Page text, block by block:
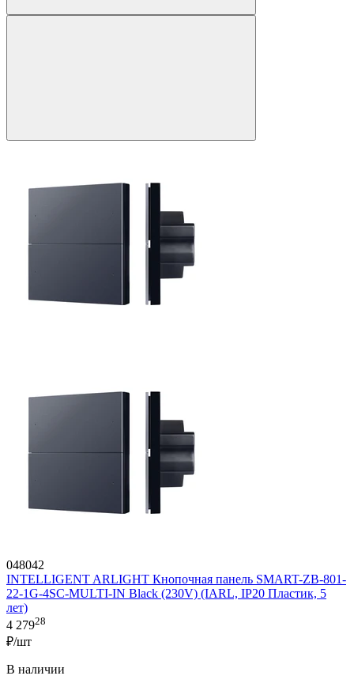
048042
INTELLIGENT ARLIGHT Кнопочная панель SMART-ZB-801-
22-1G-4SC-MULTI-IN Black (230V) (IARL, IP20 Пластик, 5
лет)
4 27928
₽/шт
В наличии